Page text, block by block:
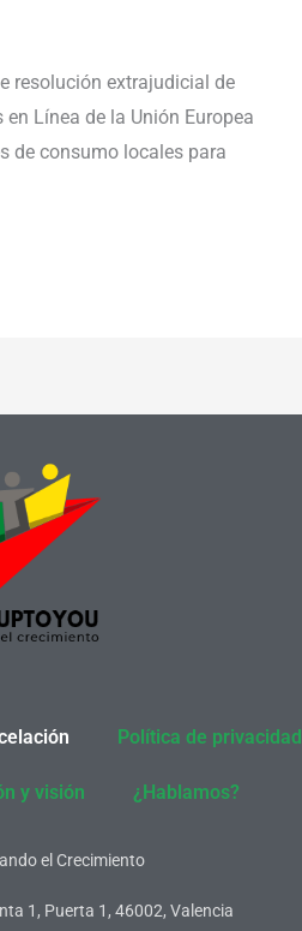
resolución extrajudicial de
Línea de la Unión Europea
de consumo locales para
Política de privacidad
y visión ¿Hablamos?
el Crecimiento
1, Puerta 1, 46002, Valencia